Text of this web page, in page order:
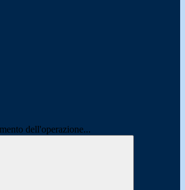
dell'operazione...